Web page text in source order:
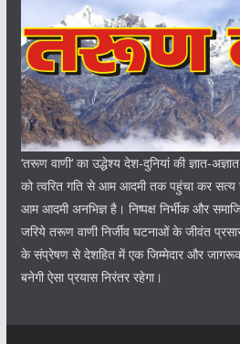
‘तरूण वाणी‘ का उद्धेश्य देश-दुनियां की ज्ञात-
को त्वरित गति से आम आदमी तक पहुंचा कर सत्य
आम आदमी अनभिज्ञ है। निष्पक्ष निर्भीक और
जरिये तरूण वाणी निर्जीव घटनाओं के जीवंत
के संप्रेषण से देशहित में एक जिम्मेदार और
बनेगी ऐसा प्रयास निरंतर रहेगा।